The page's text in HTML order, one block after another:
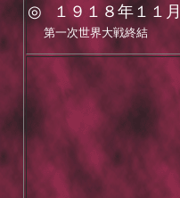
◎ １９１８年１１
第一次世界大戦終結